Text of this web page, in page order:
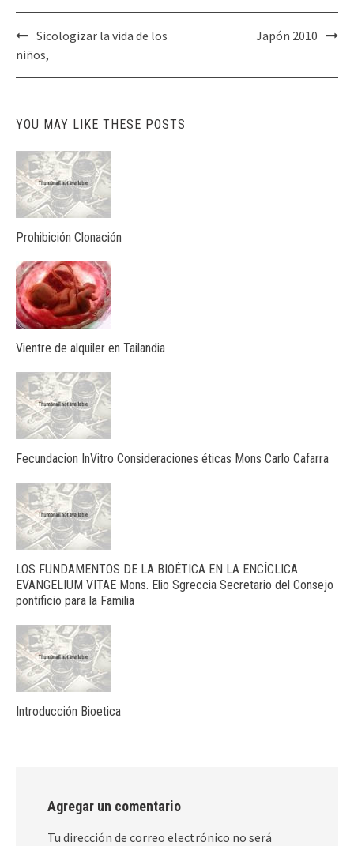
Post
navigation
Sicologizar la vida de los
niños,
Japón 2010
YOU MAY LIKE THESE POSTS
Prohibición Clonación
Vientre de alquiler en Tailandia
Fecundacion InVitro Consideraciones éticas Mons Carlo Cafarra
LOS FUNDAMENTOS DE LA BIOÉTICA EN LA ENCÍCLICA
EVANGELIUM VITAE Mons. Elio Sgreccia Secretario del Consejo
pontificio para la Familia
Introducción Bioetica
Agregar un comentario
Tu dirección de correo electrónico no será